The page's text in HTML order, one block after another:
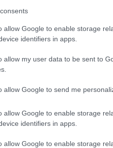
allow Google to enable storage
identifiers in apps.
allow my user data to be sent to
allow Google to send me
allow Google to enable storage
identifiers in apps.
allow Google to enable storage
risiede nel modo in cui
maculato acquista
un equilibrio
non basta indossare una
nellagrazia, nel
animalier si